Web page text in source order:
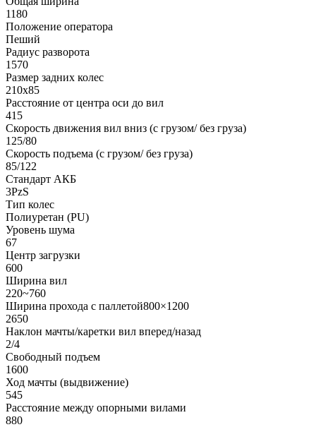
1180
Положение оператора
Пеший
Радиус разворота
1570
Размер задних колес
210х85
Расстояние от центра оси до вил
415
Скорость движения вил вниз (с грузом/ без груза)
125/80
Скорость подъема (с грузом/ без груза)
85/122
Стандарт АКБ
3PzS
Тип колес
Полиуретан (PU)
Уровень шума
67
Центр загрузки
600
Ширина вил
220~760
Ширина прохода с паллетой800×1200
2650
Наклон мачты/каретки вил вперед/назад
2/4
Свободный подъем
1600
Ход мачты (выдвижение)
545
Расстояние между опорными вилами
880